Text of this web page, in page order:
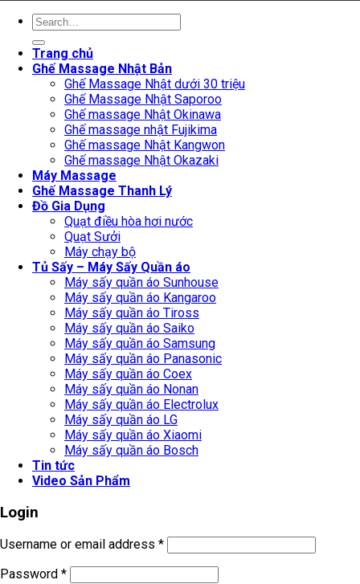
Search
Trang chủ
Ghế Massage Nhật Bản
Ghế Massage Nhật dưới 30 triệu
Ghế Massage Nhật Saporoo
Ghế massage Nhật Okinawa
Ghế massage nhật Fujikima
Ghế massage Nhật Kangwon
Ghế massage Nhật Okazaki
Máy Massage
Ghế Massage Thanh Lý
Đồ Gia Dụng
Quạt điều hòa hơi nước
Quạt Sưởi
Máy chạy bộ
Tủ Sấy – Máy Sấy Quần áo
Máy sấy quần áo Sunhouse
Máy sấy quần áo Kangaroo
Máy sấy quần áo Tiross
Máy sấy quần áo Saiko
Máy sấy quần áo Samsung
Máy sấy quần áo Panasonic
Máy sấy quần áo Coex
Máy sấy quần áo Nonan
Máy sấy quần áo Electrolux
Máy sấy quần áo LG
Máy sấy quần áo Xiaomi
Máy sấy quần áo Bosch
Tin tức
Video Sản Phẩm
Login
Username or email address *
Password *